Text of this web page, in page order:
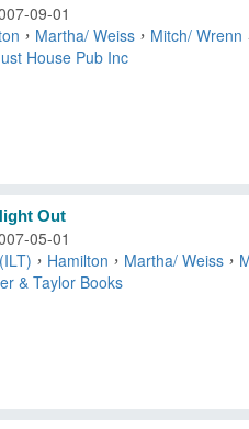
09-01
， Martha/ Weiss ， Mitch/ Wrenn
House Pub Inc
Out
05-01
， Hamilton ， Martha/ Weiss ，
& Taylor Books